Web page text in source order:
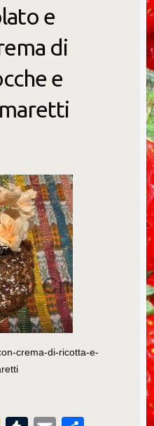
e
di
e
crema-di-ricotta-e-